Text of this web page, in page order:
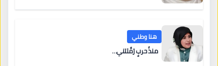
هنا وطني
منذُ حربٍ رَمَّلتني…